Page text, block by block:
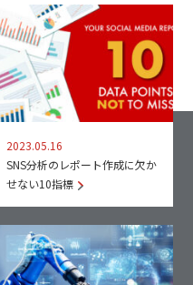
2023.05.16
SNS分析のレポート作成に欠か
せない10指標